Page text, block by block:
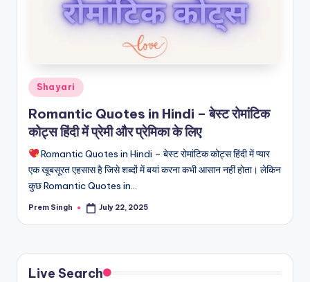
D
Posted
in
Shayari
Romantic Quotes in Hindi – बेस्ट रोमांटिक
कोट्स हिंदी में प्रेमी और प्रेमिका के लिए
Romantic Quotes in Hindi – बेस्ट रोमांटिक कोट्स हिंदी में प्यार
एक खूबसूरत एहसास है जिसे शब्दों में बयां करना कभी आसान नहीं होता। लेकिन
कुछ Romantic Quotes in…
Posted
Prem Singh July 22, 2025
Live Search